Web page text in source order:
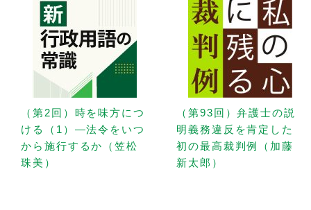
（第2回）時を味方につ
ける（1）—法令をいつ
から施行するか（笠松
珠美）
（第93回）弁護士の説
明義務違反を肯定した
初の最高裁判例（加藤
新太郎）